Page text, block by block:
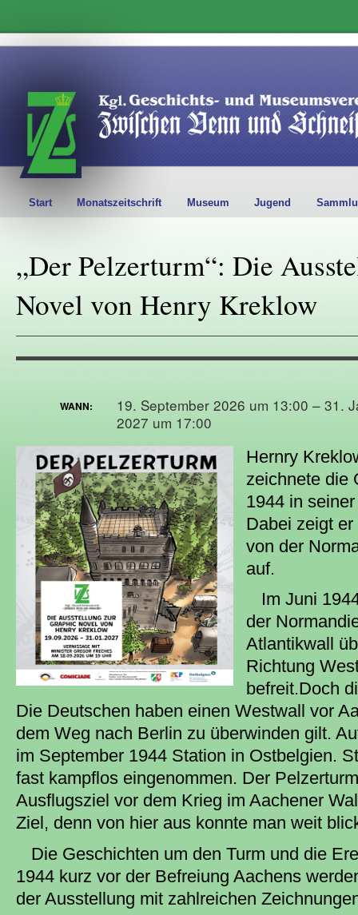
Start Monatszeitschrift Museum Jugend
„Der Pelzerturm“: Die
Novel von Henry Kreklow
WANN:
19. September 2026 um 13:00 – 31.
2027 um 17:00
Hernry
zeichnete die
1944 in
Dabei zeigt
von der
auf.
Im Juni
der
Atlantikwall
Richtung
befreit.Doch
Die Deutschen haben einen Westwall vor
dem Weg nach Berlin zu überwinden gilt.
im September 1944 Station in Ostbelgien.
fast kampflos eingenommen. Der
Ausflugsziel vor dem Krieg im Aachener
Ziel, denn von hier aus konnte man weit
Die Geschichten um den Turm und die
1944 kurz vor der Befreiung Aachens
der Ausstellung mit zahlreichen